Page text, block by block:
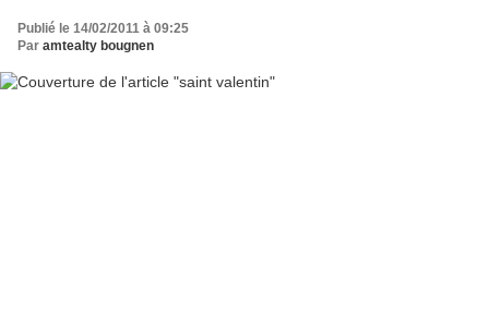
Publié le 14/02/2011 à 09:25
Par amtealty bougnen